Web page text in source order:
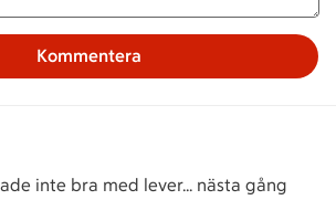
Kommentera
inte bra med lever... nästa gång